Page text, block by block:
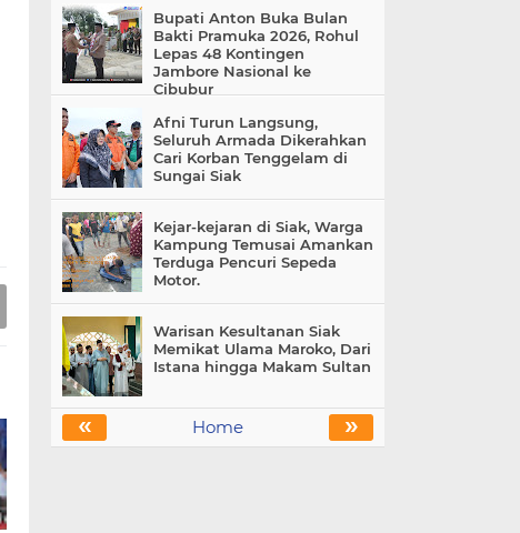
Bupati Anton Buka Bulan
Bakti Pramuka 2026, Rohul
Lepas 48 Kontingen
Jambore Nasional ke
Cibubur
Afni Turun Langsung,
Seluruh Armada Dikerahkan
Cari Korban Tenggelam di
Sungai Siak
Kejar-kejaran di Siak, Warga
Kampung Temusai Amankan
Terduga Pencuri Sepeda
Motor.
Warisan Kesultanan Siak
Memikat Ulama Maroko, Dari
Istana hingga Makam Sultan
« »
Home